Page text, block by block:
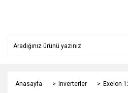
Anasayfa Inverterler Exelon